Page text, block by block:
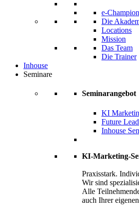
e-Champion
Die
Locations
Mission
Das Team
Die Trainer
Inhouse
Seminare
Seminarangebot
KI
Future
Inhouse
KI-Marketing-
Praxisstark.
Wir sind
Alle
auch Ihrer